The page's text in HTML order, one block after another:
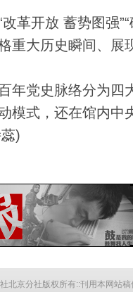
开放 蓄势图强”“
大历史瞬间、展
党史脉络分为四
模式，还在馆内中
)
北京分社版权所有::刊用本网站